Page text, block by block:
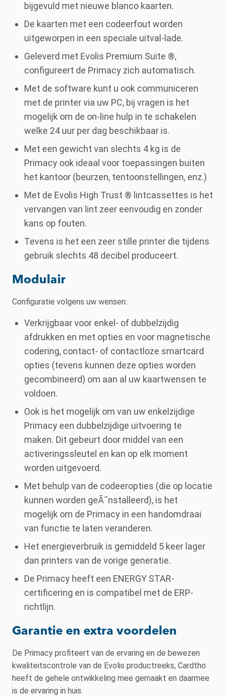
bijgevuld met nieuwe blanco kaarten.
De kaarten met een codeerfout worden
uitgeworpen in een speciale uitval-lade.
Geleverd met Evolis Premium Suite ®,
configureert de Primacy zich automatisch.
Met de software kunt u ook communiceren
met de printer via uw PC, bij vragen is het
mogelijk om de on-line hulp in te schakelen
welke 24 uur per dag beschikbaar is.
Met een gewicht van slechts 4 kg is de
Primacy ook ideaal voor toepassingen buiten
het kantoor (beurzen, tentoonstellingen, enz.)
Met de Evolis High Trust ® lintcassettes is het
vervangen van lint zeer eenvoudig en zonder
kans op fouten.
Tevens is het een zeer stille printer die tijdens
gebruik slechts 48 decibel produceert.
Modulair
Configuratie volgens uw wensen:
Verkrijgbaar voor enkel- of dubbelzijdig
afdrukken en met opties en voor magnetische
codering, contact- of contactloze smartcard
opties (tevens kunnen deze opties worden
gecombineerd) om aan al uw kaartwensen te
voldoen.
Ook is het mogelijk om van uw enkelzijdige
Primacy een dubbelzijdige uitvoering te
maken. Dit gebeurt door middel van een
activeringssleutel en kan op elk moment
worden uitgevoerd.
Met behulp van de codeeropties (die op locatie
kunnen worden geÃ¯nstalleerd), is het
mogelijk om de Primacy in een handomdraai
van functie te laten veranderen.
Het energieverbruik is gemiddeld 5 keer lager
dan printers van de vorige generatie.
De Primacy heeft een ENERGY STAR-
certificering en is compatibel met de ERP-
richtlijn.
Garantie en extra voordelen
De Primacy profiteert van de ervaring en de bewezen
kwaliteitscontrole van de Evolis productreeks, Cardtho
heeft de gehele ontwikkeling mee gemaakt en daarmee
is de ervaring in huis.